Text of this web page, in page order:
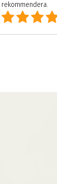
rekommendera.